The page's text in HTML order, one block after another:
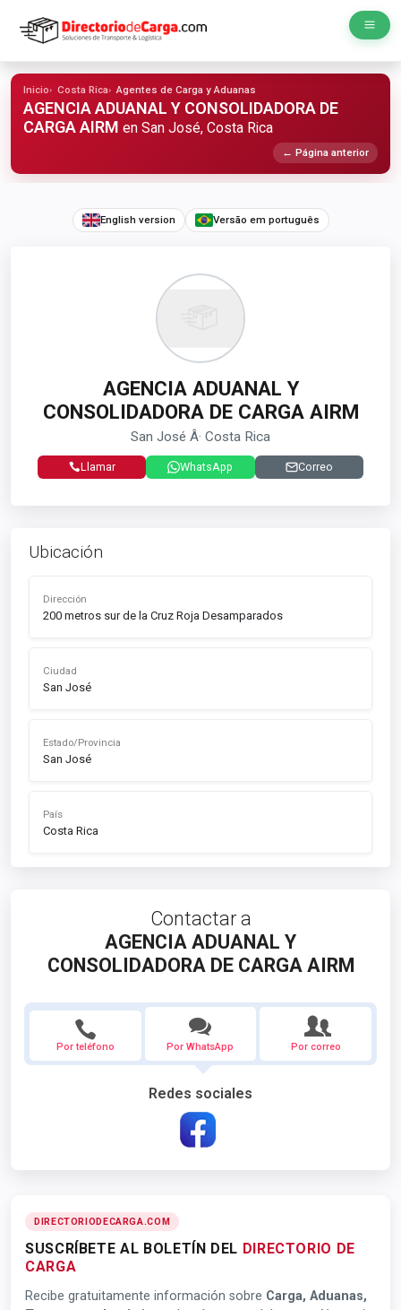
Inicio Costa Rica Agentes de Carga y Aduanas
AGENCIA ADUANAL Y CONSOLIDADORA DE
CARGA AIRM en San José, Costa Rica
← Página anterior
English version Versão em português
AGENCIA ADUANAL Y
CONSOLIDADORA DE CARGA AIRM
San José Â· Costa Rica
Llamar WhatsApp Correo
Ubicación
Dirección
200 metros sur de la Cruz Roja Desamparados
Ciudad
San José
Estado/Provincia
San José
País
Costa Rica
Contactar a
AGENCIA ADUANAL Y
CONSOLIDADORA DE CARGA AIRM
Por teléfono Por WhatsApp Por correo
Redes sociales
DIRECTORIODECARGA.COM
SUSCRÍBETE AL BOLETÍN DEL DIRECTORIO DE
CARGA
Recibe gratuitamente información sobre Carga, Aduanas,